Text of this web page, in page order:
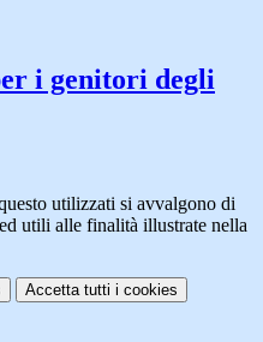
i genitori degli
utilizzati si avvalgono di
utili alle finalità illustrate nella
Accetta tutti i cookies